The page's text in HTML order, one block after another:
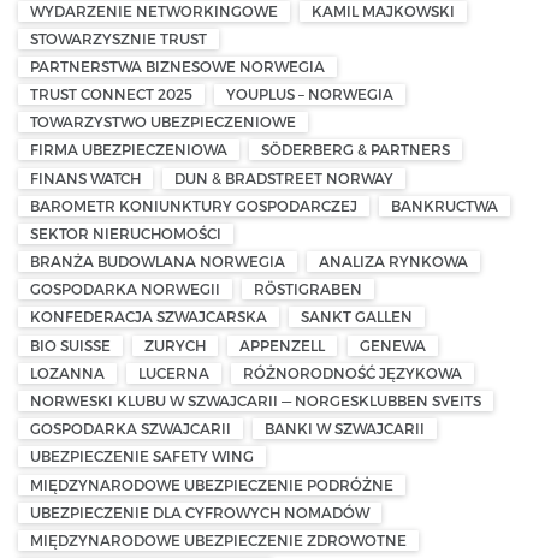
WYDARZENIE NETWORKINGOWE
KAMIL MAJKOWSKI
STOWARZYSZNIE TRUST
PARTNERSTWA BIZNESOWE NORWEGIA
TRUST CONNECT 2025
YOUPLUS – NORWEGIA
TOWARZYSTWO UBEZPIECZENIOWE
FIRMA UBEZPIECZENIOWA
SÖDERBERG & PARTNERS
FINANS WATCH
DUN & BRADSTREET NORWAY
BAROMETR KONIUNKTURY GOSPODARCZEJ
BANKRUCTWA
SEKTOR NIERUCHOMOŚCI
BRANŻA BUDOWLANA NORWEGIA
ANALIZA RYNKOWA
GOSPODARKA NORWEGII
RÖSTIGRABEN
KONFEDERACJA SZWAJCARSKA
SANKT GALLEN
BIO SUISSE
ZURYCH APPENZELL
GENEWA
LOZANNA
LUCERNA
RÓŻNORODNOŚĆ JĘZYKOWA
NORWESKI KLUBU W SZWAJCARII — NORGESKLUBBEN SVEITS
GOSPODARKA SZWAJCARII
BANKI W SZWAJCARII
UBEZPIECZENIE SAFETY WING
MIĘDZYNARODOWE UBEZPIECZENIE PODRÓŻNE
UBEZPIECZENIE DLA CYFROWYCH NOMADÓW
MIĘDZYNARODOWE UBEZPIECZENIE ZDROWOTNE